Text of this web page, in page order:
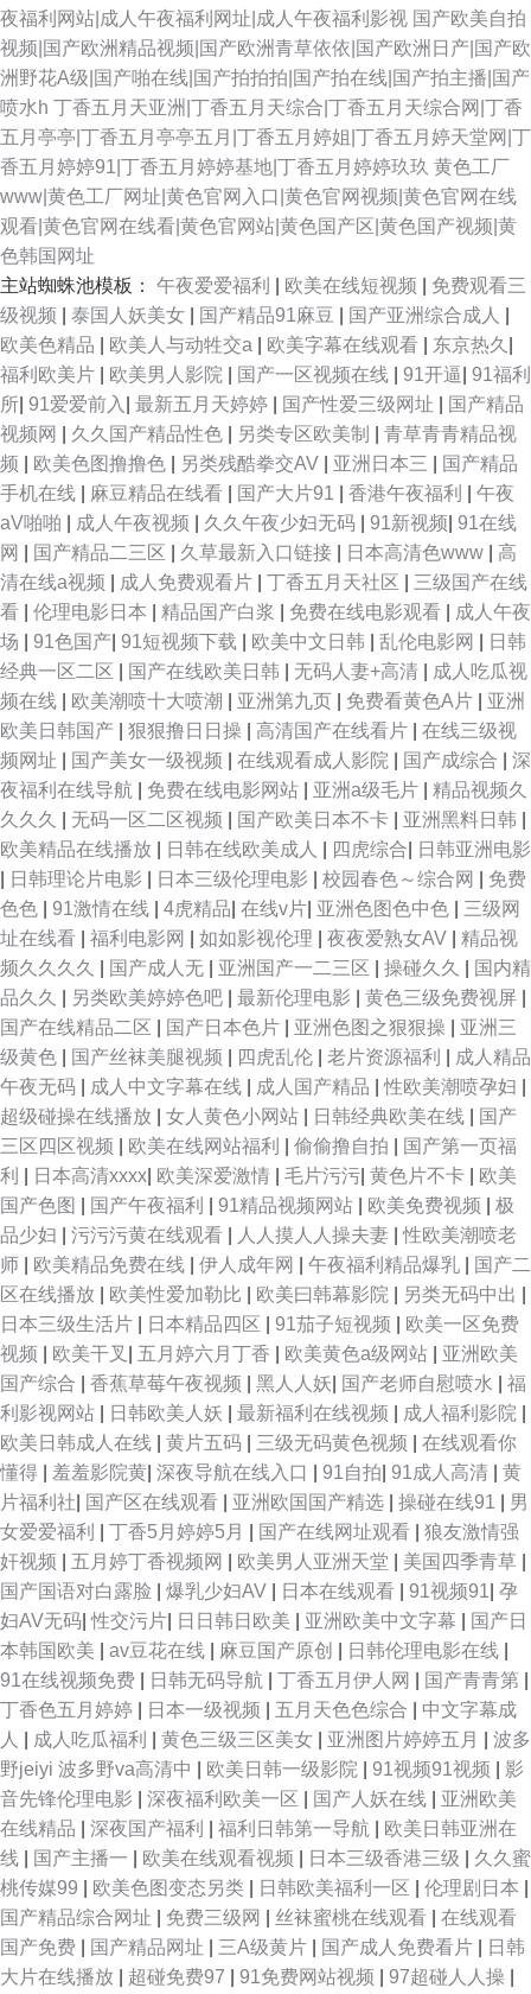
夜福利网站|成人午夜福利网址|成人午夜福利影视 国产欧美自拍
视频|国产欧洲精品视频|国产欧洲青草依依|国产欧洲日产|国产欧
洲野花A级|国产啪在线|国产拍拍拍|国产拍在线|国产拍主播|国产
喷水h 丁香五月天亚洲|丁香五月天综合|丁香五月天综合网|丁香
五月亭亭|丁香五月亭亭五月|丁香五月婷姐|丁香五月婷天堂网|丁
香五月婷婷91|丁香五月婷婷基地|丁香五月婷婷玖玖 黄色工厂
www|黄色工厂网址|黄色官网入口|黄色官网视频|黄色官网在线
观看|黄色官网在线看|黄色官网站|黄色国产区|黄色国产视频|黄
色韩国网址
主站蜘蛛池模板： 午夜爱爱福利 欧美在线短视频
免费观看三
级视频
泰国人妖美女 国产精品91麻豆 国产亚洲综合成人
欧美色精品
欧美人与动牲交a 欧美字幕在线观看 东京热久
福利欧美片
欧美男人影院 国产一区视频在线 91开逼
91福利
所 91爱爱前入 最新五月天婷婷 国产性爱三级网址
国产精品
视频网
久久国产精品性色 另类专区欧美制
青草青青精品视
频
欧美色图撸撸色 另类残酷拳交AV 亚洲日本三
国产精品
手机在线
麻豆精品在线看 国产大片91 香港午夜福利
午夜
aV啪啪
成人午夜视频 久久午夜少妇无码 91新视频 91在线
网
国产精品二三区 久草最新入口链接 日本高清色www
高
清在线a视频
成人免费观看片 丁香五月天社区
三级国产在线
看
伦理电影日本 精品国产白浆 免费在线电影观看
成人午夜
场
91色国产 91短视频下载 欧美中文日韩 乱伦电影网
日韩
经典一区二区
国产在线欧美日韩 无码人妻+高清
成人吃瓜视
频在线
欧美潮喷十大喷潮 亚洲第九页 免费看黄色A片
亚洲
欧美日韩国产
狠狠撸日日操 高清国产在线看片
在线三级视
频网址
国产美女一级视频 在线观看成人影院 国产成综合
深
夜福利在线导航
免费在线电影网站 亚洲a级毛片
精品视频久
久久久
无码一区二区视频 国产欧美日本不卡 亚洲黑料日韩
欧美精品在线播放
日韩在线欧美成人 四虎综合
日韩亚洲电影
日韩理论片电影 日本三级伦理电影 校园春色～综合网
免费
色色
91激情在线 4虎精品 在线v片 亚洲色图色中色
三级网
址在线看
福利电影网 如如影视伦理 夜夜爱熟女AV
精品视
频久久久久
国产成人无 亚洲国产一二三区 操碰久久
国内精
品久久
另类欧美婷婷色吧 最新伦理电影 黄色三级免费视屏
国产在线精品二区
国产日本色片 亚洲色图之狠狠操
亚洲三
级黄色
国产丝袜美腿视频 四虎乱伦 老片资源福利
成人精品
午夜无码
成人中文字幕在线 成人国产精品 |性欧美潮喷孕妇
超级碰操在线播放
女人黄色小网站 日韩经典欧美在线
国产
三区四区视频
欧美在线网站福利 偷偷撸自拍
国产第一页福
利
日本高清xxxx 欧美深爱激情 毛片污污 黄色片不卡
欧美
国产色图
国产午夜福利 91精品视频网站 欧美免费视频
极
品少妇
污污污黄在线观看 人人摸人人操夫妻 |性欧美潮喷老
师
欧美精品免费在线 伊人成年网 午夜福利精品爆乳
国产二
区在线播放
欧美性爱加勒比 欧美曰韩幕影院 另类无码中出
日本三级生活片
日本精品四区 91茄子短视频
欧美一区免费
视频
欧美干叉 五月婷六月丁香 欧美黄色a级网站
亚洲欧美
国产综合
香蕉草莓午夜视频 黑人人妖 国产老师自慰喷水
福
利影视网站
日韩欧美人妖 最新福利在线视频 成人福利影院
欧美日韩成人在线
黄片五码 三级无码黄色视频
在线观看你
懂得
羞羞影院黄 深夜导航在线入口 91自拍 91成人高清
黄
片福利社
国产区在线观看 亚洲欧国国产精选 操碰在线91
男
女爱爱福利
丁香5月婷婷5月 国产在线网址观看
狼友激情强
奸视频
五月婷丁香视频网 欧美男人亚洲天堂 美国四季青草
国产国语对白露脸
爆乳少妇AV 日本在线观看 91视频91 孕
妇AV无码 |性交污片 日日韩日欧美 亚洲欧美中文字幕
国产日
本韩国欧美
av豆花在线 麻豆国产原创 日韩伦理电影在线
91在线视频免费
日韩无码导航 丁香五月伊人网 国产青青第
丁香色五月婷婷
日本一级视频 五月天色色综合
中文字幕成
人
成人吃瓜福利 黄色三级三区美女 亚洲图片婷婷五月
波多
野jeiyi 波多野va高清中
欧美日韩一级影院 91视频91视频
影
音先锋伦理电影
深夜福利欧美一区 国产人妖在线
亚洲欧美
在线精品
深夜国产福利 福利日韩第一导航
欧美日韩亚洲在
线
国产主播一 欧美在线观看视频 日本三级香港三级
久久蜜
桃传媒99
欧美色图变态另类 日韩欧美福利一区 伦理剧日本
国产精品综合网址
免费三级网 丝袜蜜桃在线观看
在线观看
国产免费
国产精品网址 三A级黄片 国产成人免费看片
日韩
大片在线播放
超碰免费97 91免费网站视频 97超碰人人操